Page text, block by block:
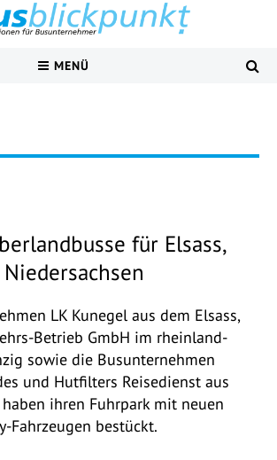
MENÜ
für Elsass,
LK Kunegel aus dem Elsass,
Betrieb GmbH im rheinland-
sowie die Busunternehmen
und Hutfilters Reisedienst aus
ihren Fuhrpark mit neuen
Fahrzeugen bestückt.